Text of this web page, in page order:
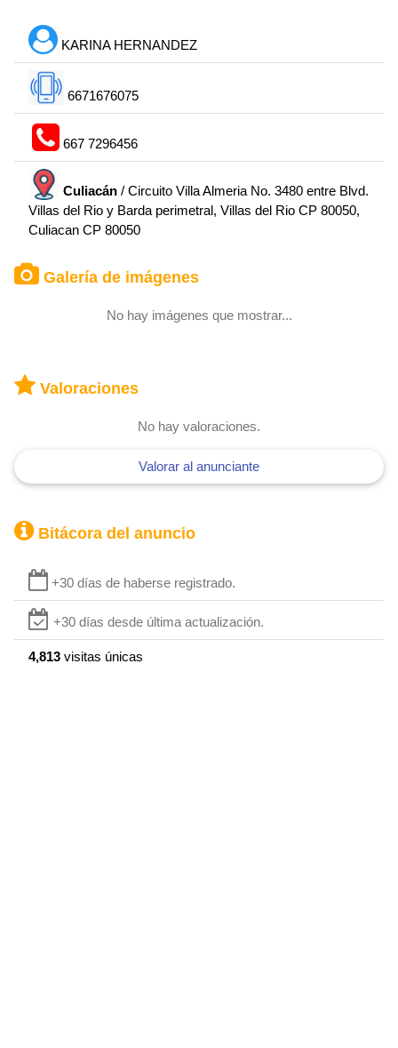
KARINA HERNANDEZ
6671676075
667 7296456
Culiacán / Circuito Villa Almeria No. 3480 entre Blvd.
Villas del Rio y Barda perimetral, Villas del Rio CP 80050,
Culiacan CP 80050
Galería de imágenes
No hay imágenes que mostrar...
Valoraciones
No hay valoraciones.
Valorar al anunciante
Bitácora del anuncio
+30 días de haberse registrado.
+30 días desde última actualización.
4,813 visitas únicas